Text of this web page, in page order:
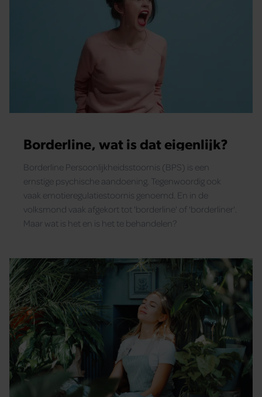
Borderline, wat is dat eigenlijk?
Borderline Persoonlijkheidsstoornis (BPS) is een
ernstige psychische aandoening. Tegenwoordig ook
vaak emotieregulatiestoornis genoemd. En in de
volksmond vaak afgekort tot 'borderline' of 'borderliner'.
Maar wat is het en is het te behandelen?